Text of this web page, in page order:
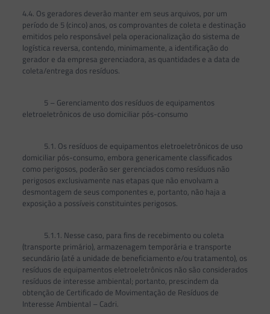
4.4. Os geradores deverão manter em seus arquivos, por um
período de 5 (cinco) anos, os comprovantes de coleta e destinação
emitidos pelo responsável pela operacionalização do sistema de
logística reversa, contendo, minimamente, a identificação do
gerador e da empresa gerenciadora, as quantidades e a data de
coleta/entrega dos resíduos.
5 – Gerenciamento dos resíduos de equipamentos
eletroeletrônicos de uso domiciliar pós-consumo
5.1. Os resíduos de equipamentos eletroeletrônicos de uso
domiciliar pós-consumo, embora genericamente classificados
como perigosos, poderão ser gerenciados como resíduos não
perigosos exclusivamente nas etapas que não envolvam a
desmontagem de seus componentes e, portanto, não haja a
exposição a possíveis constituintes perigosos.
5.1.1. Nesse caso, para fins de recebimento ou coleta
(transporte primário), armazenagem temporária e transporte
secundário (até a unidade de beneficiamento e/ou tratamento), os
resíduos de equipamentos eletroeletrônicos não são considerados
resíduos de interesse ambiental; portanto, prescindem da
obtenção de Certificado de Movimentação de Resíduos de
Interesse Ambiental – Cadri.